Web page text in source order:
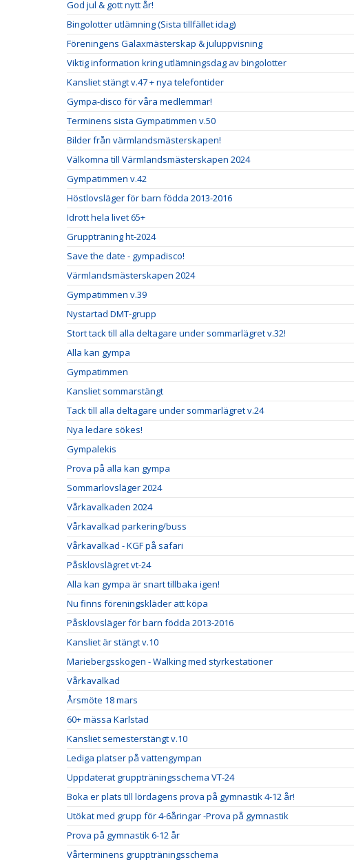
God jul & gott nytt år!
Bingolotter utlämning (Sista tillfället idag)
Föreningens Galaxmästerskap & juluppvisning
Viktig information kring utlämningsdag av bingolotter
Kansliet stängt v.47 + nya telefontider
Gympa-disco för våra medlemmar!
Terminens sista Gympatimmen v.50
Bilder från värmlandsmästerskapen!
Välkomna till Värmlandsmästerskapen 2024
Gympatimmen v.42
Höstlovsläger för barn födda 2013-2016
Idrott hela livet 65+
Gruppträning ht-2024
Save the date - gympadisco!
Värmlandsmästerskapen 2024
Gympatimmen v.39
Nystartad DMT-grupp
Stort tack till alla deltagare under sommarlägret v.32!
Alla kan gympa
Gympatimmen
Kansliet sommarstängt
Tack till alla deltagare under sommarlägret v.24
Nya ledare sökes!
Gympalekis
Prova på alla kan gympa
Sommarlovsläger 2024
Vårkavalkaden 2024
Vårkavalkad parkering/buss
Vårkavalkad - KGF på safari
Påsklovslägret vt-24
Alla kan gympa är snart tillbaka igen!
Nu finns föreningskläder att köpa
Påsklovsläger för barn födda 2013-2016
Kansliet är stängt v.10
Mariebergsskogen - Walking med styrkestationer
Vårkavalkad
Årsmöte 18 mars
60+ mässa Karlstad
Kansliet semesterstängt v.10
Lediga platser på vattengympan
Uppdaterat gruppträningsschema VT-24
Boka er plats till lördagens prova på gymnastik 4-12 år!
Utökat med grupp för 4-6åringar -Prova på gymnastik
Prova på gymnastik 6-12 år
Vårterminens gruppträningsschema